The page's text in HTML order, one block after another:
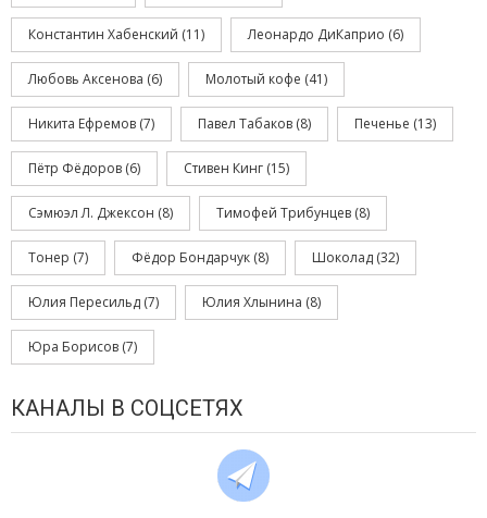
Константин Хабенский (11) Леонардо ДиКаприо (6)
Любовь Аксенова (6) Молотый кофе (41)
Никита Ефремов (7) Павел Табаков (8) Печенье (13)
Пётр Фёдоров (6) Стивен Кинг (15)
Сэмюэл Л. Джексон (8) Тимофей Трибунцев (8)
Тонер (7) Фёдор Бондарчук (8) Шоколад (32)
Юлия Пересильд (7) Юлия Хлынина (8)
Юра Борисов (7)
КАНАЛЫ В СОЦСЕТЯХ